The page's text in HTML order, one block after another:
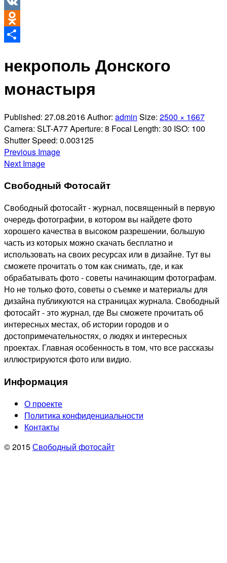
VK
Odnoklassniki
некрополь Донского
монастыря
Published: 27.08.2016Author: admin Size: 2500 × 1667
Camera: SLT-A77Aperture: 8 Focal Length: 30 ISO: 100
Shutter Speed: 0.003125
Previous Image
Next Image
Свободный Фотосайт
Свободный фотосайт - журнал, посвященный в первую
очередь фотографии, в котором вы найдете фото
хорошего качества в высоком разрешении, большую
часть из которых можно скачать бесплатно и
использовать на своих ресурсах или в дизайне. Тут вы
сможете прочитать о том как снимать, где, и как
обрабатывать фото - советы начинающим фотографам.
Но не только фото, советы о съемке и материалы для
дизайна публикуются на страницах журнала. Свободный
фотосайт - это журнал, где Вы сможете прочитать об
интересных местах, об истории городов и о
достопримечательностях, о людях и интересных
проектах. Главная особенность в том, что все рассказы
иллюстрируются фото или видио.
Информация
О проекте
Политика конфиденциальности
Контакты
© 2015Свободный фотосайт